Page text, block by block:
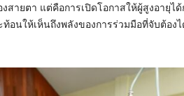
งสายตา แต่คือการเปิดโอกาสให้ผู้สูงอา
อนให้เห็นถึงพลังของการร่วมมือที่จับต้อ